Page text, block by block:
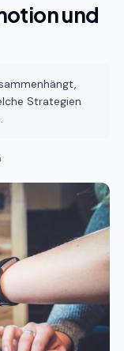
und
Strategien